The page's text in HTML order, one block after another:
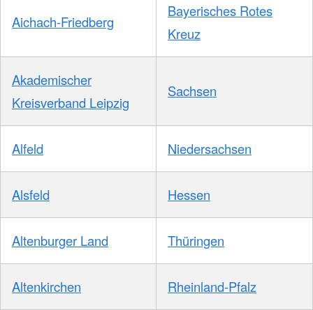
Aichach-Friedberg
Bayerisches Rotes
Kreuz
Akademischer
Kreisverband Leipzig
Sachsen
Alfeld Niedersachsen
Alsfeld Hessen
Altenburger Land Thüringen
Altenkirchen Rheinland-Pfalz